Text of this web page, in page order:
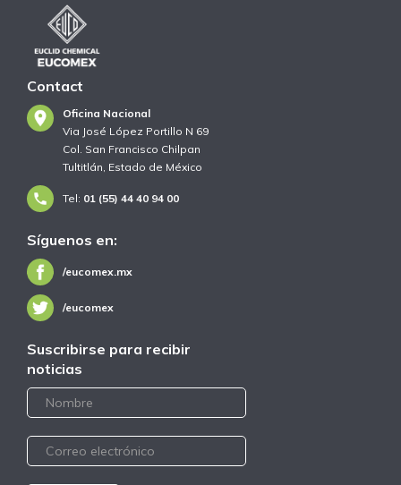
Contact
Oficina Nacional
Via José López Portillo N 69
Col. San Francisco Chilpan
Tultitlán, Estado de México
Tel: 01 (55) 44 40 94 00
Síguenos en:
/eucomex.mx
/eucomex
Suscribirse para recibir
noticias